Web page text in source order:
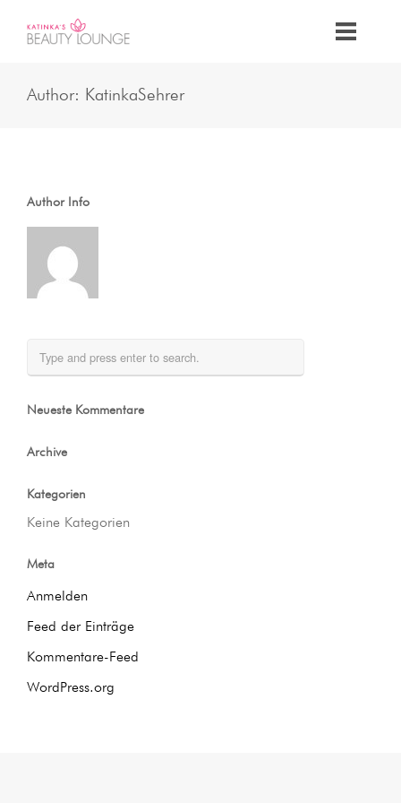
Author: KatinkaSehrer
Author Info
Neueste Kommentare
Archive
Kategorien
Keine Kategorien
Meta
Anmelden
Feed der Einträge
Kommentare-Feed
WordPress.org